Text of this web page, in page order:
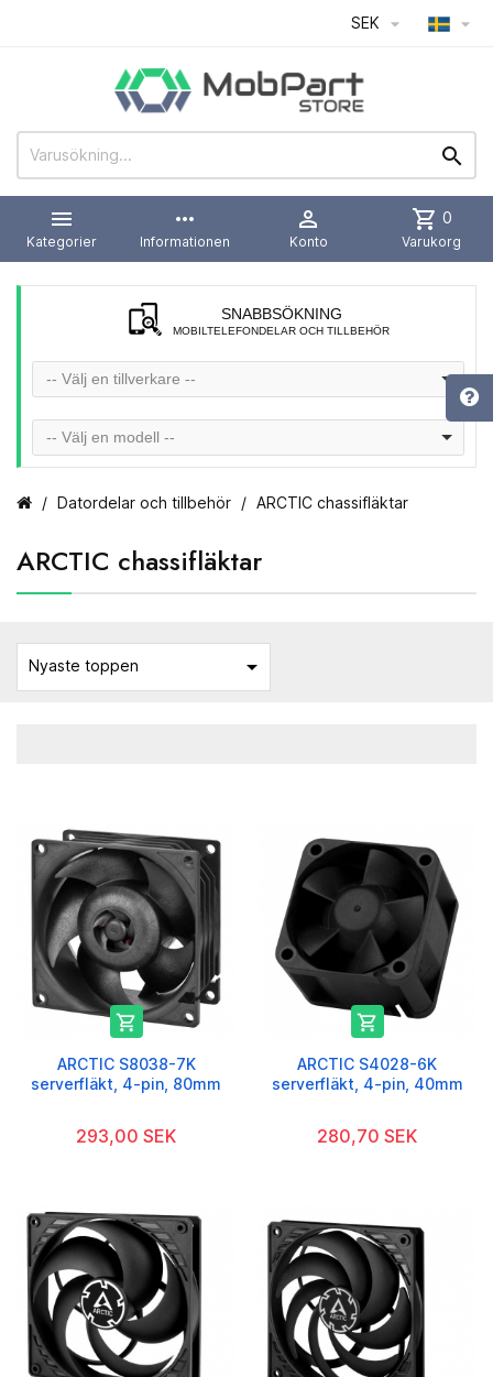
SEK  


Kategorier
more_horiz
Informationen

Konto
shopping_cart 0
Varukorg
SNABBSÖKNING
MOBILTELEFONDELAR OCH TILLBEHÖR
-- Välj en tillverkare --
-- Välj en modell --
Datordelar och tillbehör ARCTIC chassifläktar
ARCTIC chassifläktar
Nyaste toppen 

ARCTIC S8038-7K
serverfläkt, 4-pin, 80mm
293,00 SEK

ARCTIC S4028-6K
serverfläkt, 4-pin, 40mm
280,70 SEK